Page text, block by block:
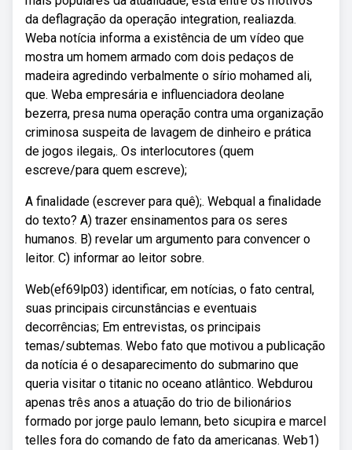
da deflagração da operação integration, realiazda.
Weba notícia informa a existência de um vídeo que
mostra um homem armado com dois pedaços de
madeira agredindo verbalmente o sírio mohamed ali,
que. Weba empresária e influenciadora deolane
bezerra, presa numa operação contra uma organização
criminosa suspeita de lavagem de dinheiro e prática
de jogos ilegais,. Os interlocutores (quem
escreve/para quem escreve);
A finalidade (escrever para quê);. Webqual a finalidade
do texto? A) trazer ensinamentos para os seres
humanos. B) revelar um argumento para convencer o
leitor. C) informar ao leitor sobre.
Web(ef69lp03) identificar, em notícias, o fato central,
suas principais circunstâncias e eventuais
decorrências; Em entrevistas, os principais
temas/subtemas. Webo fato que motivou a publicação
da notícia é o desaparecimento do submarino que
queria visitar o titanic no oceano atlântico. Webdurou
apenas três anos a atuação do trio de bilionários
formado por jorge paulo lemann, beto sicupira e marcel
telles fora do comando de fato da americanas. Web1)